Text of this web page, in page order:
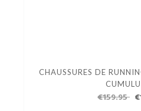
CHAUSSURES DE
€159.95